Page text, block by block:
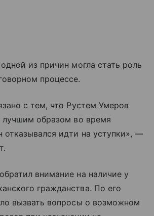
из причин могла стать роль
процессе.
с тем, что Рустем Умеров
лучшим образом во время
отказывался идти на уступки», —
внимание на наличие у
гражданства. По его
вызвать вопросы о возможном